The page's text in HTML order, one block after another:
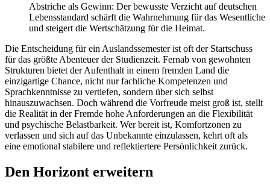
Abstriche als Gewinn: Der bewusste Verzicht auf deutschen
Lebensstandard schärft die Wahrnehmung für das Wesentliche
und steigert die Wertschätzung für die Heimat.
Die Entscheidung für ein Auslandssemester ist oft der Startschuss
für das größte Abenteuer der Studienzeit. Fernab von gewohnten
Strukturen bietet der Aufenthalt in einem fremden Land die
einzigartige Chance, nicht nur fachliche Kompetenzen und
Sprachkenntnisse zu vertiefen, sondern über sich selbst
hinauszuwachsen. Doch während die Vorfreude meist groß ist, stellt
die Realität in der Fremde hohe Anforderungen an die Flexibilität
und psychische Belastbarkeit. Wer bereit ist, Komfortzonen zu
verlassen und sich auf das Unbekannte einzulassen, kehrt oft als
eine emotional stabilere und reflektiertere Persönlichkeit zurück.
Den Horizont erweitern